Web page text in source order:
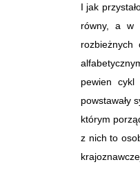
I jak
równy, a w
pewien cykl
powstawały
którym
z nich to